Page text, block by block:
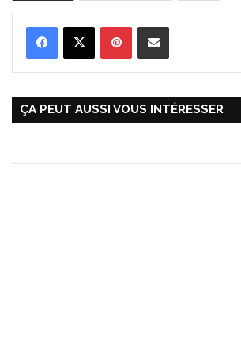
ÇA PEUT AUSSI VOUS INTÉRESSER